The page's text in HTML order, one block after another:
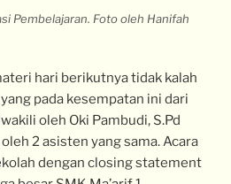
Pembelajaran. Foto oleh Hanifah
hari berikutnya tidak kalah
pada kesempatan ini dari
oleh Oki Pambudi, S.Pd
2 asisten yang sama. Acara
dengan closing statement